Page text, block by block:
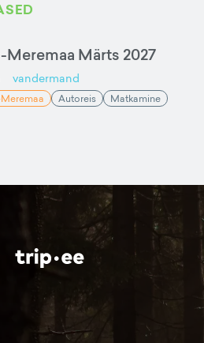
Meremaa Märts 2027
vandermand
Autoreis Matkamine